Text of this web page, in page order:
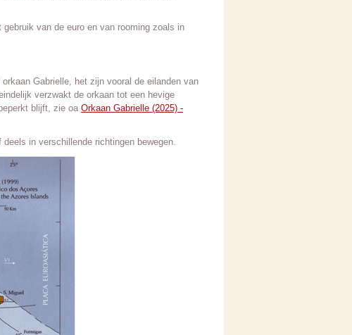
van de euro en van rooming zoals in
Gabrielle, het zijn vooral de eilanden van
verzwakt de orkaan tot een hevige
blijft, zie oa Orkaan Gabrielle (2025) -
in verschillende richtingen bewegen.